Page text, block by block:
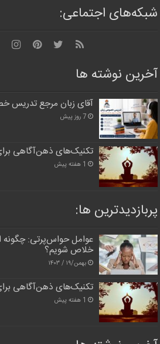
شبکه‌های اجتماعی:
آخرین نوشته ها
آقای زبان مرجع تدریس
7 روز پیش
تکنیک‌های ذهن‌آگاهی
1 هفته پیش
پربازدیدترین‌ ها:
عوامل حواس‌پرتی: چگونه
خلاص شویم؟
بهمن/۱۹ / ۱۴۰۳
تکنیک‌های ذهن‌آگاهی
1 هفته پیش